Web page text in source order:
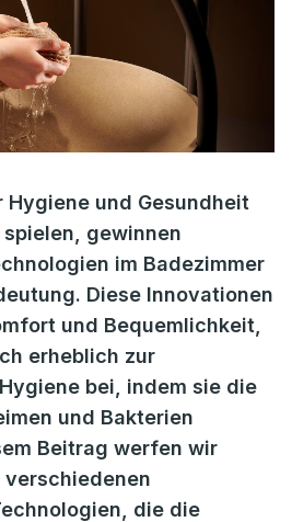
Hygiene und Gesundheit
gewinnen
im Badezimmer
Diese Innovationen
und Bequemlichkeit,
erheblich zur
bei, indem sie die
und Bakterien
Beitrag werfen wir
die die